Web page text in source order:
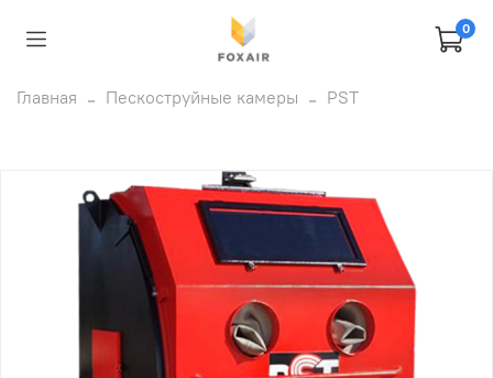
0
Главная Пескоструйные камеры PST